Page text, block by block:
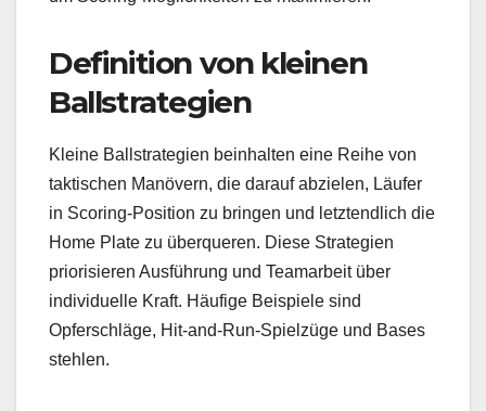
Definition von kleinen
Ballstrategien
Kleine Ballstrategien beinhalten eine Reihe von
taktischen Manövern, die darauf abzielen, Läufer
in Scoring-Position zu bringen und letztendlich die
Home Plate zu überqueren. Diese Strategien
priorisieren Ausführung und Teamarbeit über
individuelle Kraft. Häufige Beispiele sind
Opferschläge, Hit-and-Run-Spielzüge und Bases
stehlen.